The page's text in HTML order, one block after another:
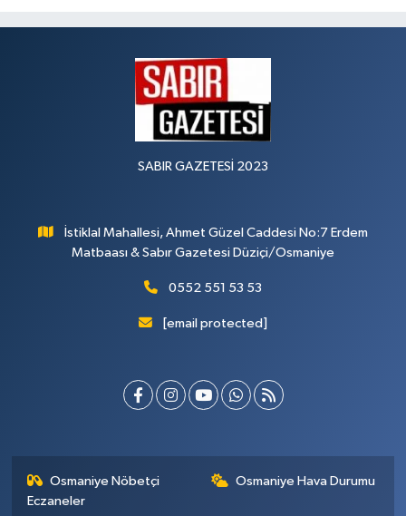
SABIR GAZETESİ 2023
İstiklal Mahallesi, Ahmet Güzel Caddesi No:7 Erdem
Matbaası & Sabır Gazetesi Düziçi/Osmaniye
0552 551 53 53
[email protected]
Osmaniye Nöbetçi
Eczaneler
Osmaniye Hava Durumu